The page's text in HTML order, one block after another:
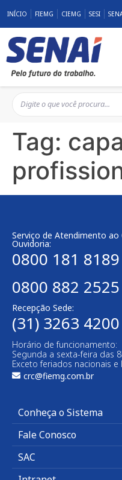
INÍCIO FIEMG CIEMG SESI
Tag:
Serviço de Atendimento ao
Ouvidoria:
0800 181 8189
0800 882 2525
Recepção Sede:
(31) 3263 4200
Horário de funcionamento:
Segunda a sexta-feira das
Exceto feriados nacionais e
crc@fiemg.com.br
Conheça o Sistema
Fale Conosco
SAC